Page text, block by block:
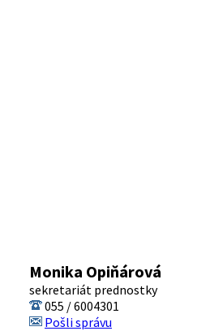
Monika Opiňárová
sekretariát prednostky
055 / 6004301
Pošli správu